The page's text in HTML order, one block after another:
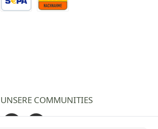
UNSERE COMMUNITIES